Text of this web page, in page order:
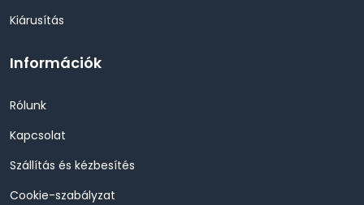
Kiárusítás
Információk
Rólunk
Kapcsolat
Szállítás és kézbesítés
Cookie-szabályzat